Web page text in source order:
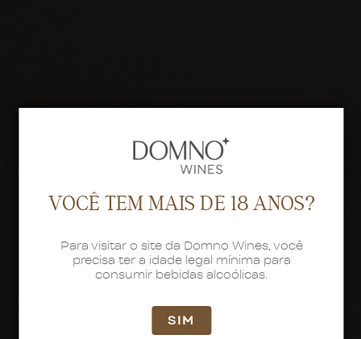
VOCÊ TEM MAIS DE 18 ANOS?
Para visitar o site da Domno Wines, você
precisa ter a idade legal mínima para
consumir bebidas alcoólicas.
SIM